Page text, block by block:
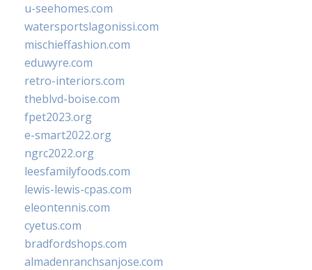
u-seehomes.com
watersportslagonissi.com
mischieffashion.com
eduwyre.com
retro-interiors.com
theblvd-boise.com
fpet2023.org
e-smart2022.org
ngrc2022.org
leesfamilyfoods.com
lewis-lewis-cpas.com
eleontennis.com
cyetus.com
bradfordshops.com
almadenranchsanjose.com